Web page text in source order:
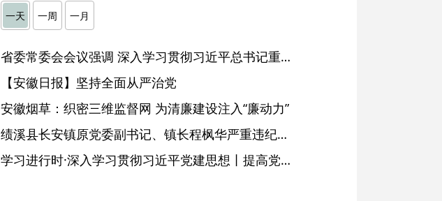
一天 一周 一月
省委常委会会议强调 深入学习贯彻习近平总书记重要讲话精神 以高质量党建引领高质量发展 梁言顺主持并讲话
【安徽日报】坚持全面从严治党
安徽烟草：织密三维监督网 为清廉建设注入“廉动力”
绩溪县长安镇原党委副书记、镇长程枫华严重违纪违法被开除党籍和公职
学习进行时·深入学习贯彻习近平党建思想丨提高党的战斗力的法宝